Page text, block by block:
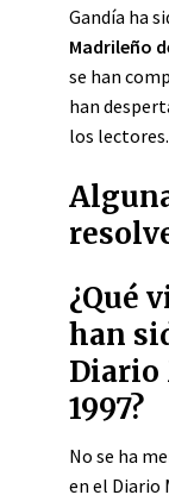
Gandía ha
Madrileño
se han
han
los lectores.
¿Qué
han
Diario
1997?
No se ha
en el Diario